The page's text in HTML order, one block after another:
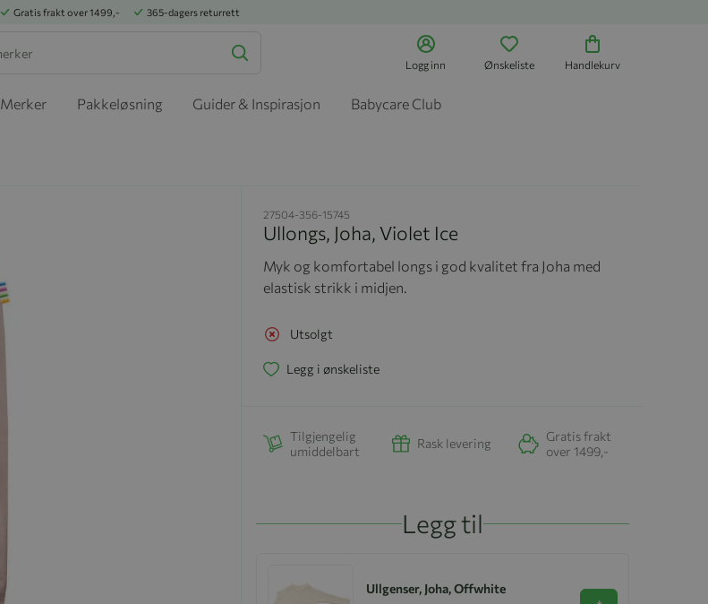
Gratis frakt over 1499,- 365-dagers returrett
Logg inn Ønskeliste Handlekurv
Merker Pakkeløsning Guider & Inspirasjon Babycare Club
27504-356-15745
Ullongs, Joha, Violet Ice
Myk og komfortabel longs i god kvalitet fra Joha med
elastisk strikk i midjen.
Utsolgt
Legg i ønskeliste
Tilgjengelig
umiddelbart
Rask levering
Gratis frakt
over 1499,-
Legg til
Ullgenser, Joha, Offwhite